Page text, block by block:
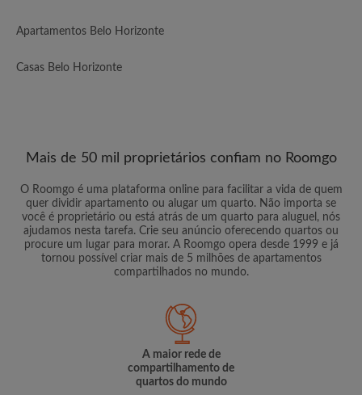
Apartamentos Belo Horizonte
Casas Belo Horizonte
Mais de 50 mil proprietários confiam no Roomgo
O Roomgo é uma plataforma online para facilitar a vida de quem
quer dividir apartamento ou alugar um quarto. Não importa se
você é proprietário ou está atrás de um quarto para aluguel, nós
ajudamos nesta tarefa. Crie seu anúncio oferecendo quartos ou
procure um lugar para morar. A Roomgo opera desde 1999 e já
tornou possível criar mais de 5 milhões de apartamentos
compartilhados no mundo.
A maior rede de
compartilhamento de
quartos do mundo